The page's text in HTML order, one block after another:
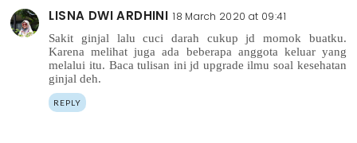
LISNA DWI ARDHINI 18 March 2020 at 09:41
Sakit ginjal lalu cuci darah cukup jd momok buatku.
Karena melihat juga ada beberapa anggota keluar yang
melalui itu. Baca tulisan ini jd upgrade ilmu soal kesehatan
ginjal deh.
REPLY